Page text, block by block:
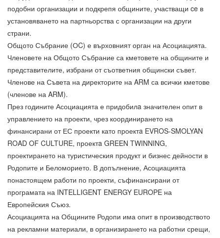
подобни организации и подкрепя общините, участващи ce в
установяването на партньорства с организации на други
страни.
Общото Събрание (ОC) е върховният орган на Асоциацията.
Членовете на Общото Събрание са кметовете на общините и
представителите, избрани от съответния общински съвет.
Членове на Съвета на директорите на ARM са всички кметове
(членове на ARM).
През годините Асоциацията е придобилa значителен опит в
управлението на проекти, чрез координирането на
финансирани от ЕС проекти като проектa EVROS-SMOLYAN
ROAD OF CULTURE, проектa GREEN TWINNING,
проектирането на туристическия продукт и бизнес дейности в
Родопите и Беломорието. В допълнение, Асоциацията
понастоящем работи по проекти, съфинансирани от
програмата на INTELLIGENT ENERGY EUROPE на
Европейския Съюз.
Асоциацията на Общините Родопи има опит в производството
на рекламни материали, в организирането на работни срещи,